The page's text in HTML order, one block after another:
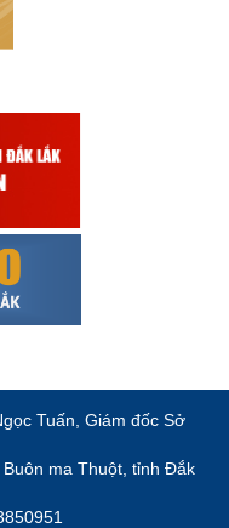
Tuấn, Giám đốc Sở
ma Thuột, tỉnh Đắk